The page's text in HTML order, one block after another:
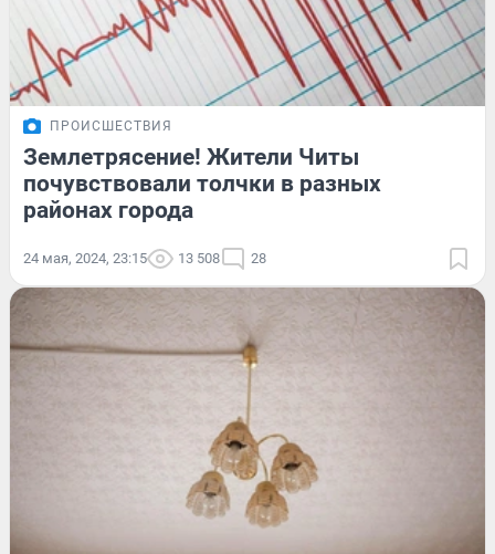
ПРОИСШЕСТВИЯ
Землетрясение! Жители Читы
почувствовали толчки в разных
районах города
24 мая, 2024, 23:15 13 508 28